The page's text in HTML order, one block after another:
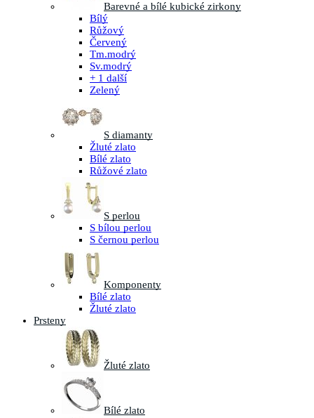
Barevné a bílé kubické zirkony
Bílý
Růžový
Červený
Tm.modrý
Sv.modrý
+ 1 další
Zelený
S diamanty
Žluté zlato
Bílé zlato
Růžové zlato
S perlou
S bílou perlou
S černou perlou
Komponenty
Bílé zlato
Žluté zlato
Prsteny
Žluté zlato
Bílé zlato